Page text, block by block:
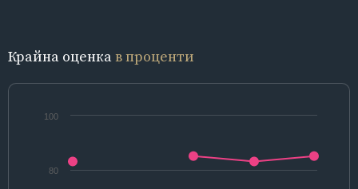
Крайна оценкав проценти
80
100